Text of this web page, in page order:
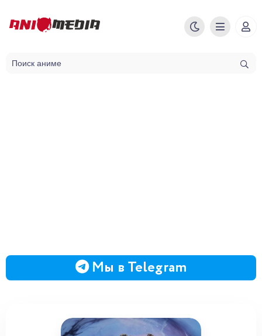
Мы в Telegram